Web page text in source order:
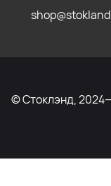
© Стоклэнд,